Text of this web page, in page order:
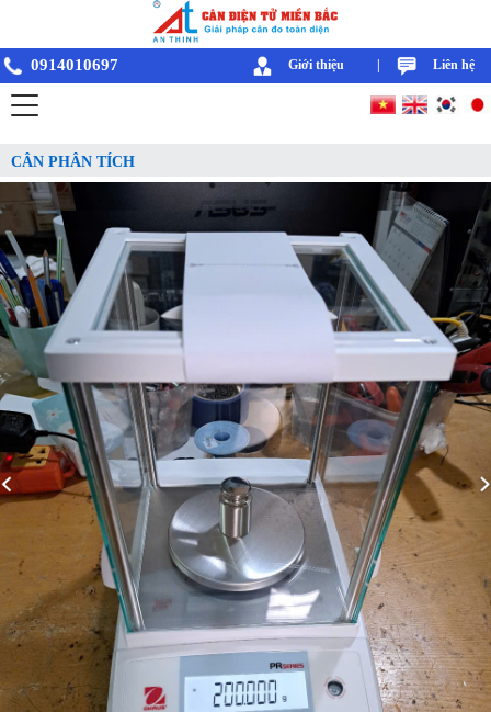
0914010697 Giới thiệu Liên hệ
CÂN PHÂN TÍCH